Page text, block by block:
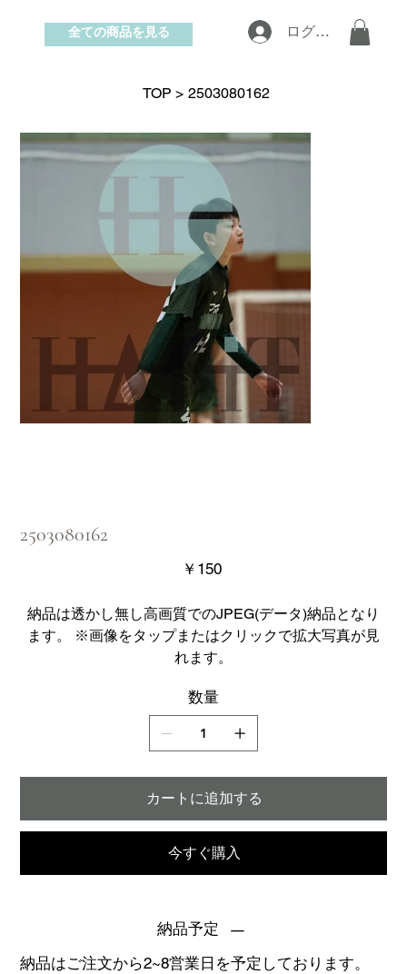
お問い合わせ
ログイン
全ての商品を見る
TOP > 2503080162
2503080162
価
格
￥150
納品は透かし無し高画質でのJPEG(データ)納品となり
ます。 ※画像をタップまたはクリックで拡大写真が見
れます。
数量
カートに追加する
今すぐ購入
納品予定
納品はご注文から2~8営業日を予定しております。